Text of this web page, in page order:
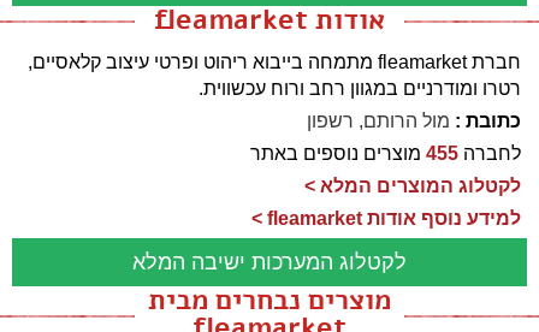
אודות fleamarket
חברת fleamarket מתמחה בייבוא ריהוט ופרטי עיצוב קלאסיים,
רטרו ומודרניים במגוון רחב ורוח עכשווית.
כתובת : מול הרותם, רשפון
לחברה 455 מוצרים נוספים באתר
לקטלוג המוצרים המלא >
למידע נוסף אודות fleamarket >
לקטלוג המערכות ישיבה המלא
מוצרים נבחרים מבית